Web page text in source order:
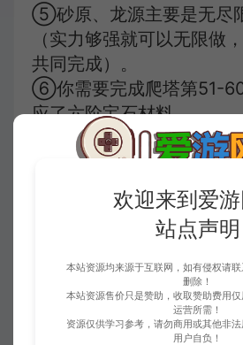
⑤砂原、龙源主要是无尽
（实力够强就可以无限做
共同完成）。
⑥你需要完成爬塔第51-
应了六阶宝石材料。
你需要不停挑战击杀天界
你可点、以通过双圣大战
每晚8点、9点昆仑冰面刷
（装备+时装+法宝附件）。
天界刷新七阶BOSS为“劫
天界刷新1-4阶BOSS掉落
石、7-10阶宝石材料。
欢迎来到爱
站点声明
本站资源均来源于互联网，如有侵权请
删除！
本站资源售价只是赞助，收取赞助费用
运营所需！
资源仅供学习参考，请勿商用或其他非
用户自负！